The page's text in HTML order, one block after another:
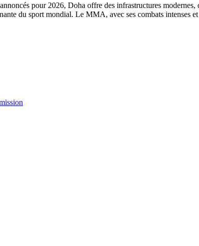
pour 2026, Doha offre des infrastructures
du sport mondial. Le MMA, avec ses combats intenses